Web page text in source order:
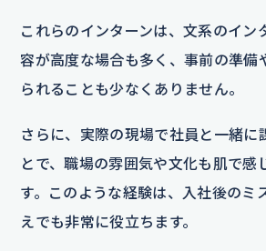
これらのインターンは、文系のイン
容が高度な場合も多く、事前の準備
られることも少なくありません。
さらに、実際の現場で社員と一緒に
とで、職場の雰囲気や文化も肌で感
す。このような経験は、入社後のミ
えでも非常に役立ちます。